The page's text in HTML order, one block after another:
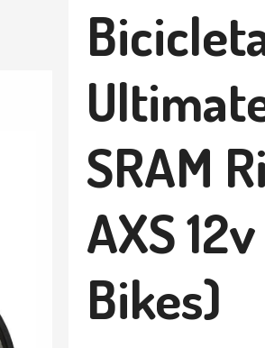
SRAM
AXS 12v
Bikes)